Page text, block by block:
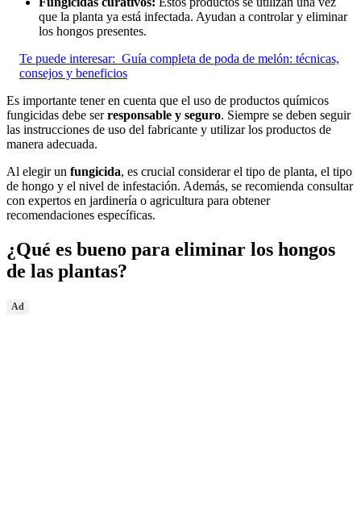
que la planta ya está infectada. Ayudan a controlar y eliminar
los hongos presentes.
Te puede interesar: Guía completa de poda de melón: técnicas,
consejos y beneficios
Es importante tener en cuenta que el uso de productos químicos
fungicidas debe serresponsable y seguro. Siempre se deben seguir
las instrucciones de uso del fabricante y utilizar los productos de
manera adecuada.
Al elegir un fungicida, es crucial considerar el tipo de planta, el tipo
de hongo y el nivel de infestación. Además, se recomienda consultar
con expertos en jardinería o agricultura para obtener
recomendaciones específicas.
¿Qué es bueno para eliminar los hongos
de las plantas?
Ad